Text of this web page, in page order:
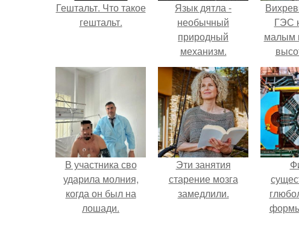
Гештальт. Что такое
гештальт.
Язык дятла -
необычный
природный
механизм.
ГЭС
малым
В участника сво
ударила молния,
когда он был на
лошади.
Эти занятия
старение мозга
замедлили.